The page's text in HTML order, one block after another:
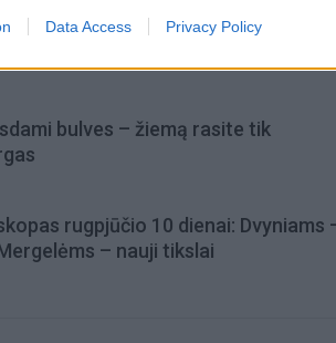
Data Access Privacy Policy
bulves – žiemą rasite tik
rugpjūčio 10 dienai: Dvyniams
– nauji tikslai